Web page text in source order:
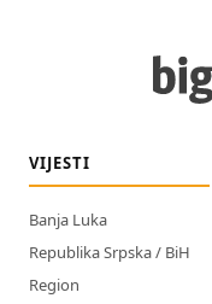
VIJESTI
Banja Luka
Republika Srpska / BiH
Region